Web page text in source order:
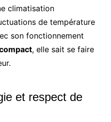
climatisation
de température
son fonctionnement
, elle sait se faire
et respect de